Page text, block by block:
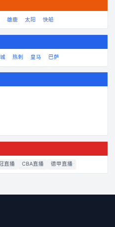
雄鹿 太阳 快船
热刺 皇马 巴萨
直播 CBA直播 德甲直播